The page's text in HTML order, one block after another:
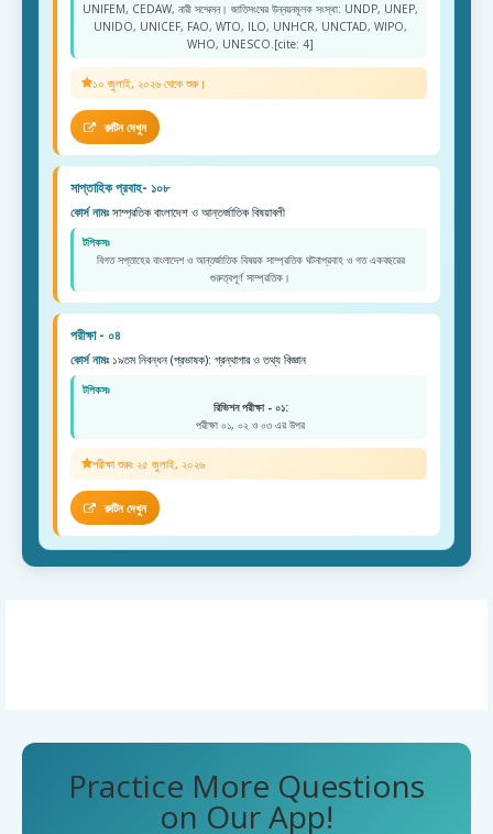
UNIFEM, CEDAW, নারী সম্মেলন। জাতিসংঘের উন্নয়নমূলক সংস্থা: UNDP, UNEP,
UNIDO, UNICEF, FAO, WTO, ILO, UNHCR, UNCTAD, WIPO,
WHO, UNESCO.[cite: 4]
১০ জুলাই, ২০২৬ থেকে শুরু।
রুটিন দেখুন
সাপ্তাহিক প্রবাহ- ১০৮
কোর্স নামঃ সাম্প্রতিক বাংলাদেশ ও আন্তর্জাতিক বিষয়াবলী
টপিকসঃ
বিগত সপ্তাহের বাংলাদেশ ও আন্তর্জাতিক বিষয়ক সাম্প্রতিক ঘটনাপ্রবাহ ও গত একবছরের
গুরুত্বপূর্ণ সাম্প্রতিক।
পরীক্ষা - ০৪
কোর্স নামঃ ১৯তম নিবন্ধন (প্রভাষক): গ্রন্থাগার ও তথ্য বিজ্ঞান
টপিকসঃ
রিভিশন পরীক্ষা - ০১:
পরীক্ষা ০১, ০২ ও ০৩ এর উপর
পরীক্ষা শুরুঃ ২৫ জুলাই, ২০২৬
রুটিন দেখুন
Practice More Questions
on Our App!